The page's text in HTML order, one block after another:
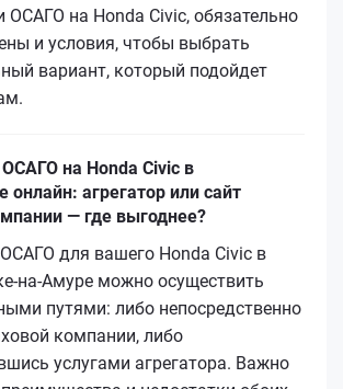
ОСАГО на Honda Civic, обязательно
и условия, чтобы выбрать
вариант, который подойдет
на Honda Civic в
агрегатор или сайт
— где выгоднее?
для вашего Honda Civic в
на-Амуре можно осуществить
путями: либо непосредственно
компании, либо
услугами агрегатора. Важно